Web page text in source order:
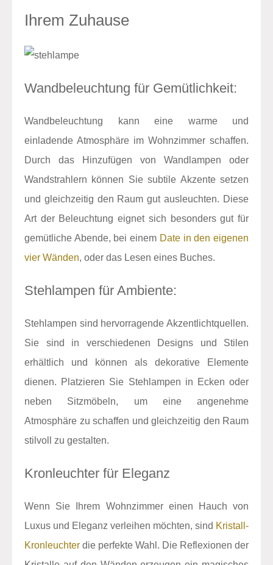
Ihrem Zuhause
Wandbeleuchtung für Gemütlichkeit:
Wandbeleuchtung kann eine warme und
einladende Atmosphäre im Wohnzimmer schaffen.
Durch das Hinzufügen von Wandlampen oder
Wandstrahlern können Sie subtile Akzente setzen
und gleichzeitig den Raum gut ausleuchten. Diese
Art der Beleuchtung eignet sich besonders gut für
gemütliche Abende, bei einem Date in den eigenen
vier Wänden, oder das Lesen eines Buches.
Stehlampen für Ambiente:
Stehlampen sind hervorragende Akzentlichtquellen.
Sie sind in verschiedenen Designs und Stilen
erhältlich und können als dekorative Elemente
dienen. Platzieren Sie Stehlampen in Ecken oder
neben Sitzmöbeln, um eine angenehme
Atmosphäre zu schaffen und gleichzeitig den Raum
stilvoll zu gestalten.
Kronleuchter für Eleganz
Wenn Sie Ihrem Wohnzimmer einen Hauch von
Luxus und Eleganz verleihen möchten, sind Kristall-
Kronleuchter die perfekte Wahl. Die Reflexionen der